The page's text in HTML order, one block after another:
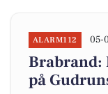
ALARM112 05-
Brabrand:
på